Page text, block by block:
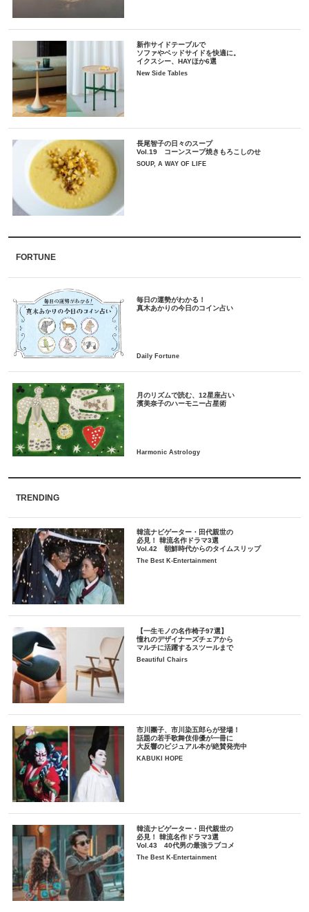
新作サイドテーブルで
ソファやベッドサイドを快適に。
イクスシー、HAYほか6選
New Side Tables
長尾智子の日々のスープ
Vol.19 コーンスープ焼きもろこしのせ
SOUP, A WAY OF LIFE
FORTUNE
毎日の運勢がわかる！
月のリズムで読む、12星座占い
TRENDING
韓流ナビゲーター・田代親世の
必見！ 韓流名作ドラマ3選
Vol.42 朝鮮時代からのタイムスリップ
The Best K-Entertainment
【一生モノの名作椅子97選】
憧れのデザイナーズチェアから
マルチに活躍するスツールまで
Beautiful Chairs
市川團子、市川染五郎らが登場！
話題の若手歌舞伎俳優が一冊に
大反響のビジュアル本が絶賛発売中
KABUKI HOPE
韓流ナビゲーター・田代親世の
必見！ 韓流名作ドラマ3選
Vol.43 40代男の最強ラブコメ
The Best K-Entertainment